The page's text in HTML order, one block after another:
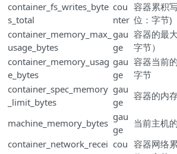
container_fs_writes_byte
s_total
cou
nter
容器累积
位：字节)
container_memory_max_
usage_bytes
gau
ge
容器的最
字节）
container_memory_usag
e_bytes
gau
ge
容器当前
字节
container_spec_memory
_limit_bytes
gau
ge
容器的内
machine_memory_bytes
gau
ge
当前主机
container_network_recei cou 容器网络